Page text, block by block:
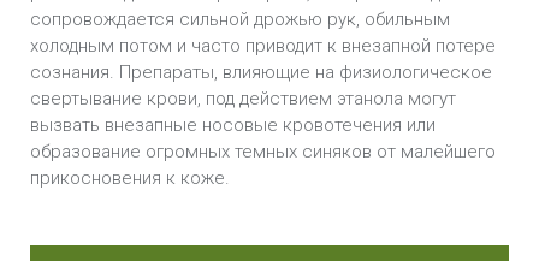
сопровождается сильной дрожью рук, обильным
холодным потом и часто приводит к внезапной потере
сознания. Препараты, влияющие на физиологическое
свертывание крови, под действием этанола могут
вызвать внезапные носовые кровотечения или
образование огромных темных синяков от малейшего
прикосновения к коже.